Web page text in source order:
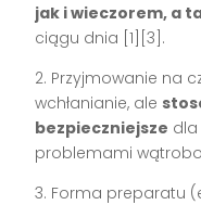
jak i wieczorem, a
ciągu dnia [1][3].
2. Przyjmowanie na
wchłanianie, ale
bezpieczniejsze dla
problemami
3. Forma preparatu